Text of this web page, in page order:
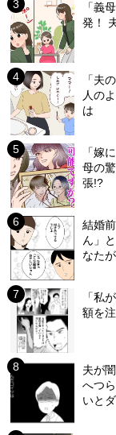
「義
発！
「夫
人の
は
「嫁
母の
張!?
結婚
ん」
なた
「私
額を
夫が
へつ
いと